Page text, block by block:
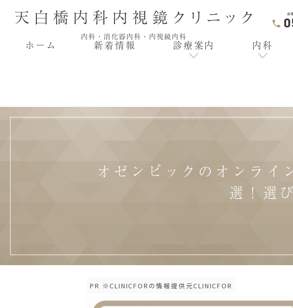
オゼンピックのオンライ
選！選
ホーム 新着情報 診療案内 内科